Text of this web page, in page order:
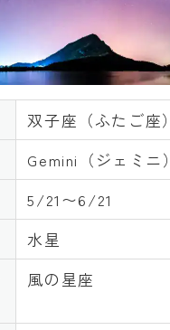
双子座（ふたご座）
Gemini（ジェミニ）
5/21〜6/21
水星
風の星座